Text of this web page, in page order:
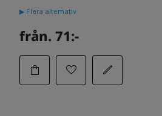
▶ Flera alternativ
från. 71:-